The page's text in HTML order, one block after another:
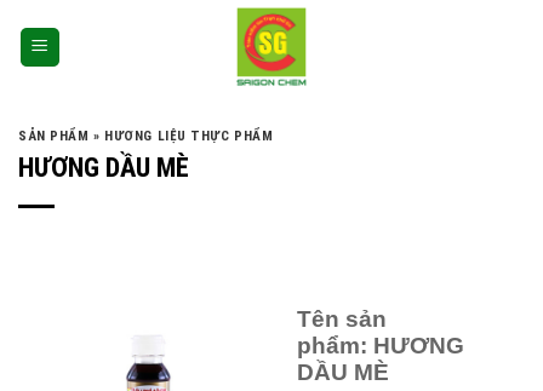
SẢN PHẨM » HƯƠNG LIỆU THỰC PHẨM
HƯƠNG DẦU MÈ
Tên sản
phẩm: HƯƠNG
DẦU MÈ